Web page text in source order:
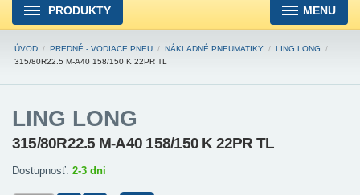
PRODUKTY MENU
ÚVOD / PREDNÉ - VODIACE PNEU / NÁKLADNÉ PNEUMATIKY / LING LONG
/
315/80R22.5 M-A40 158/150 K 22PR TL
LING LONG
315/80R22.5 M-A40 158/150 K 22PR TL
Dostupnosť: 2-3 dni